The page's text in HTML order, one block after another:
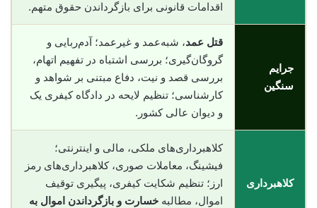
اقدامات قانونی برای بازگرداندن حقوق متهم.
جرایم
سنگین
قتل عمد، شبه‌عمد و غیرعمد؛ آدم‌ربایی و
گروگان‌گیری؛ بررسی اشتباه در تفهیم اتهام،
بررسی قصد و نیت، دفاع مبتنی بر شواهد و
کارشناسی؛ تنظیم لایحه در دادگاه کیفری یک
و دیوان عالی کشور.
کلاهبرداری
کلاهبرداری‌های ملکی، مالی و اینترنتی؛
فیشینگ، معاملات صوری، کلاهبرداری‌های رمز
ارز؛ تنظیم شکایت کیفری، پیگیری توقیف
اموال، مطالبه خسارت و بازگرداندن اموال به